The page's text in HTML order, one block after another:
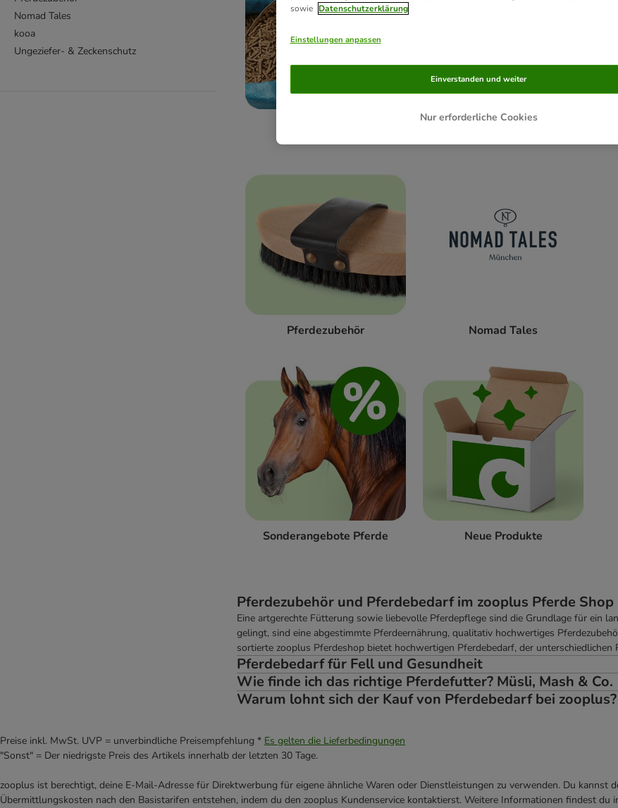
Nomad Tales
kooa
Ungeziefer- & Zeckenschutz
Ergänzungsfutter
Pferdezubehör Nomad Tales
Sonderangebote Pferde Neue Produkte
Pferdezubehör und Pferdebedarf im zooplus Pferde Shop
Eine artgerechte Fütterung sowie liebevolle Pferdepflege sind die Grundlage für ein
gelingt, sind eine abgestimmte Pferdeernährung, qualitativ hochwertiges
sortierte zooplus Pferdeshop bietet hochwertigen Pferdebedarf, der unterschiedlichen
Pferdebedarf für Fell und Gesundheit
Wie finde ich das richtige Pferdefutter? Müsli, Mash & Co.
Warum lohnt sich der Kauf von Pferdebedarf bei zooplus?
Preise inkl. MwSt. UVP = unverbindliche Preisempfehlung * Es gelten die Lieferbedingungen
"Sonst" = Der niedrigste Preis des Artikels innerhalb der letzten 30 Tage.
zooplus ist berechtigt, deine E-Mail-Adresse für Direktwerbung für eigene ähnliche Waren oder Dienstleistungen zu verwenden. Du kannst
Übermittlungskosten nach den Basistarifen entstehen, indem du den zooplus Kundenservice kontaktierst. Weitere Informationen findest du
sowie Datenschutzerklärung
Einstellungen anpassen
Nur erforderliche Cookies
Einverstanden und weiter